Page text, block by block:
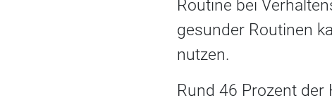
Routine bei
gesunder Routinen
nutzen.
Rund 46 Prozent